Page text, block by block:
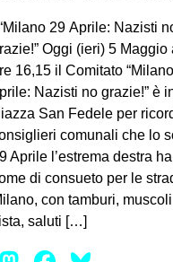
29 Aprile: Nazisti
Oggi (ieri) 5 Maggio
16,15 il Comitato
Nazisti no grazie!” è
San Fedele per
comunali che lo
Aprile l’estrema destra
di consueto per le
con tamburi,
saluti […]